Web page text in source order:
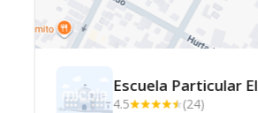
Escuela Particular El
4.5
(24)